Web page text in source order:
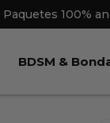
Paquetes 100%
Abrir Lencería
BDSM &